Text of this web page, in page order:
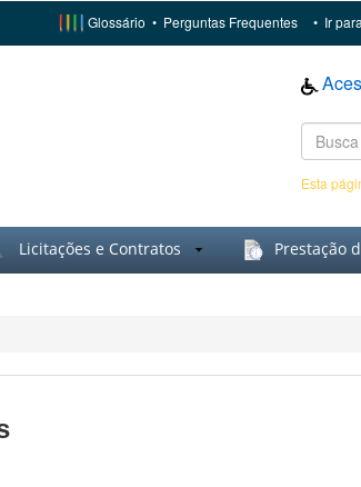
Glossário • Perguntas Frequentes • Ir
Esta
Licitações e Contratos Prestação